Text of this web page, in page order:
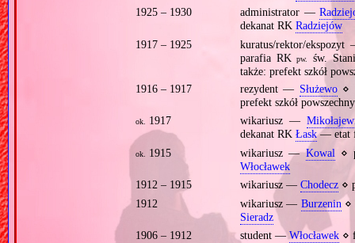
1925 – 1930
administrator —
dekanat RK Radziejów
1917 – 1925
kuratus/rektor/
parafia RKpw.
św.
także: prefekt szkół
1916 – 1917
rezydent — Służewo⋄
prefekt szkół
ok. 1917 wikariusz —
dekanat RK Łask— etat
ok. 1915 wikariusz —Kowal ⋄
Włocławek
1912 – 1915
wikariusz — Chodecz⋄
1912
wikariusz — Burzenin ⋄
Sieradz
1906 – 1912
student —Włocławek⋄